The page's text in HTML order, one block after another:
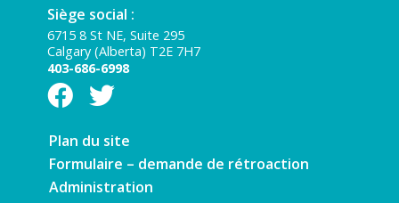
Siège social :
6715 8 St NE, Suite 295
Calgary (Alberta) T2E 7H7
403-686-6998
Plan du site
Formulaire – demande de rétroaction
Administration